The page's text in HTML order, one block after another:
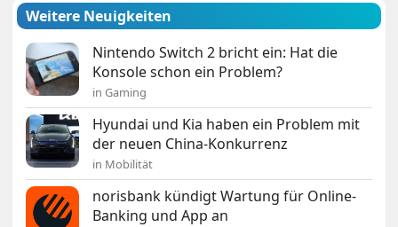
Weitere Neuigkeiten
Nintendo Switch 2 bricht ein: Hat die
Konsole schon ein Problem?
in Gaming
Hyundai und Kia haben ein Problem mit
der neuen China-Konkurrenz
in Mobilität
norisbank kündigt Wartung für Online-
Banking und App an